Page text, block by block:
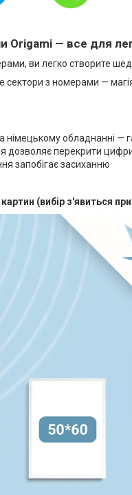
Origami — все для
ви легко створите
сектори з номерами —
німецькому обладнанні —
дозволяє перекрити
запобігає засиханню
(вибір з'явиться